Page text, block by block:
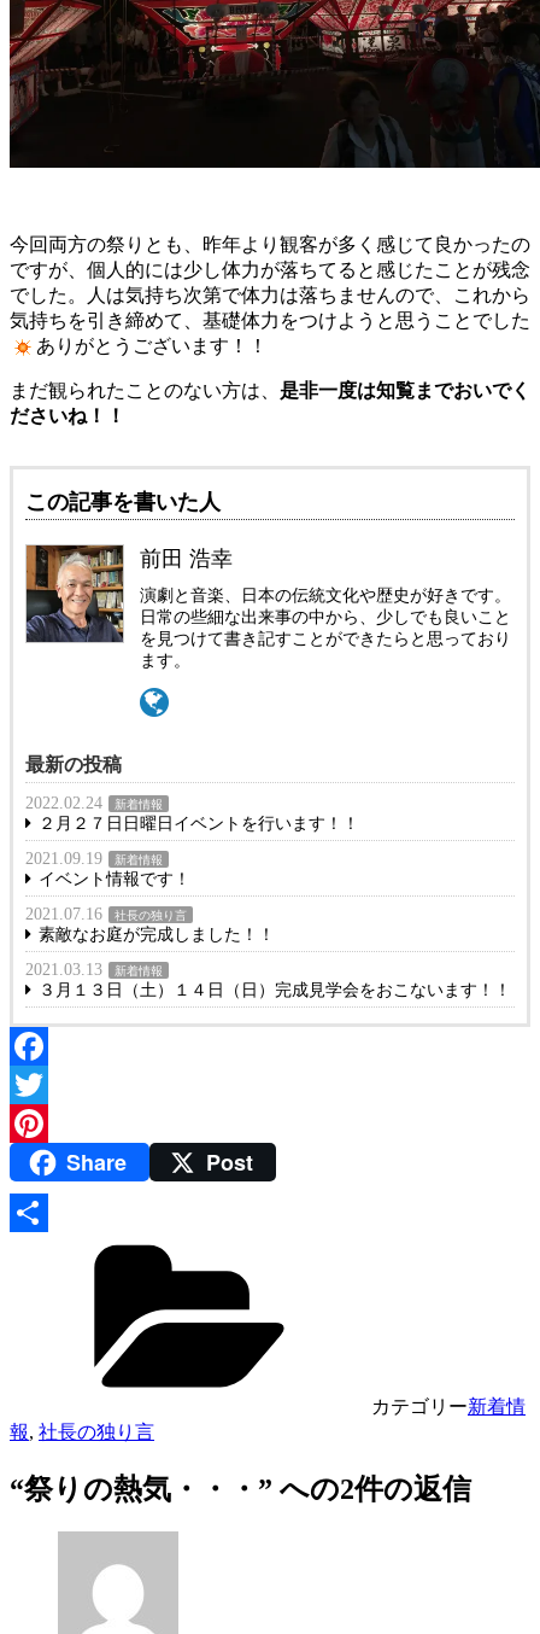
今回両方の祭りとも、昨年より観客が多く感じて良かったの
ですが、個人的には少し体力が落ちてると感じたことが残念
でした。人は気持ち次第で体力は落ちませんので、これから
気持ちを引き締めて、基礎体力をつけようと思うことでした
ありがとうございます！！
まだ観られたことのない方は、 是非一度は知覧までおいでく
ださいね！！
この記事を書いた人
前田 浩幸
演劇と音楽、日本の伝統文化や歴史が好きです。
日常の些細な出来事の中から、少しでも良いこと
を見つけて書き記すことができたらと思っており
ます。
最新の投稿
2022.02.24 新着情報
２月２７日日曜日イベントを行います！！
2021.09.19
新着情報
イベント情報です！
2021.07.16
社長の独り言
素敵なお庭が完成しました！！
2021.03.13
新着情報
３月１３日（土）１４日（日）完成見学会をおこないます！！
Facebook
Twitter
PinterestShare Post
カテゴリー新着情
報, 社長の独り言
“祭りの熱気・・・” への2件の返信